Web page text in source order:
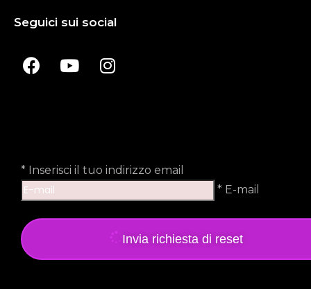
Seguici sui social
* Inserisci il tuo indirizzo email
* E-mail
Invia richiesta di reset